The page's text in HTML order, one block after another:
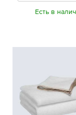
Есть в